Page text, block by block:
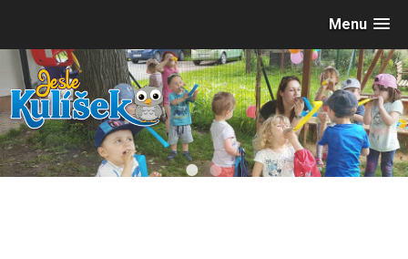
Menu
••